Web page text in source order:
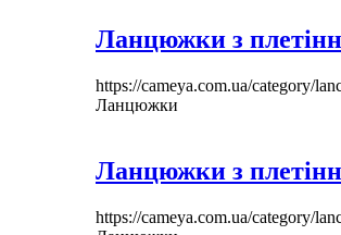
Ланцюжки з
https://cameya.com.ua/category/
Ланцюжки
Ланцюжки з
https://cameya.com.ua/category/